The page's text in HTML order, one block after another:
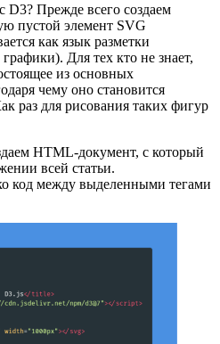
D3? Прежде всего создаем
пустой элемент SVG
как язык разметки
Для тех кто не знает,
из основных
чему оно становится
раз для рисования таких фигур
HTML-документ, с который
всей статьи.
код между выделенными тегами